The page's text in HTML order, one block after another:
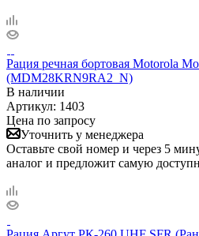
Рация речная бортовая Motorola
(MDM28KRN9RA2_N)
В наличии
Артикул: 1403
Цена по запросу
Уточнить у менеджера
Оставьте свой номер и через 5
аналог и предложит самую